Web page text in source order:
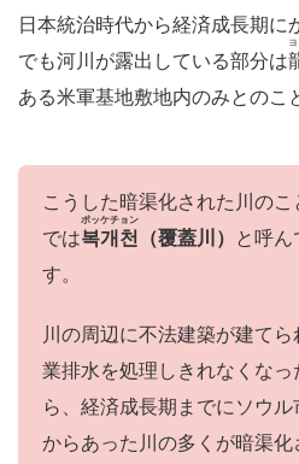
日本統治時代から経済成長期に
でも河川が露出している部分は
ある米軍基地敷地内のみとのこ
こうした暗渠化された川のこ
では복개천
ポッケチョン
（覆蓋川） と呼ん
す。
川の周辺に不法建築が建てら
業排水を処理しきれなくなっ
ら、経済成長期までにソウ
からあった川の多くが暗渠化